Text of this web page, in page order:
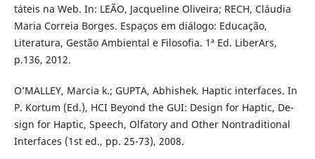
táteis na Web. In: LEÃO, Jacqueline Oliveira; RECH, Cláudia
Maria Correia Borges. Espaços em diálogo: Educação,
Literatura, Gestão Ambiental e Filosofia. 1ª Ed. LiberArs,
p.136, 2012.
O’MALLEY, Marcia k.; GUPTA, Abhishek. Haptic interfaces. In
P. Kortum (Ed.), HCI Beyond the GUI: Design for Haptic, De-
sign for Haptic, Speech, Olfatory and Other Nontraditional
Interfaces (1st ed., pp. 25-73), 2008.